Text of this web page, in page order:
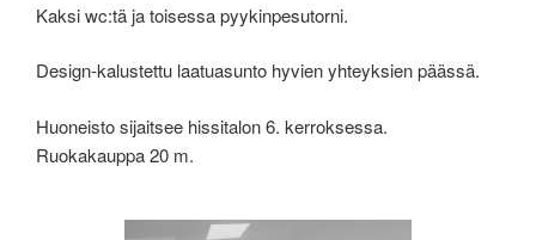
Kaksi wc:tä ja toisessa pyykinpesutorni.
Design-kalustettu laatuasunto hyvien yhteyksien päässä.
Huoneisto sijaitsee hissitalon 6. kerroksessa.
Ruokakauppa 20 m.